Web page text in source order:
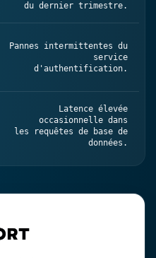
du dernier trimestre.
Pannes intermittentes du
service
d'authentification.
Latence élevée
occasionnelle dans
les requêtes de base de
données.